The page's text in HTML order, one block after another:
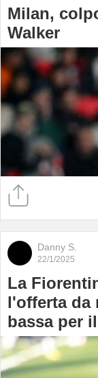
Milan,
Walker
Danny S.
22/1/2025
La
l'offerta da
bassa per